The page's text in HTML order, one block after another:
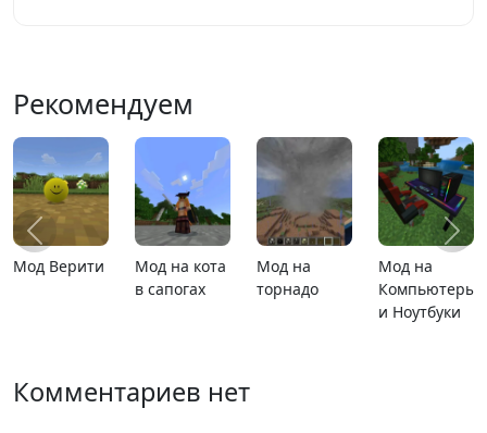
Рекомендуем
MCPE 26.13 MCPE 26.1
Карта
расширяющийся
Карта ада
Комментариев нет